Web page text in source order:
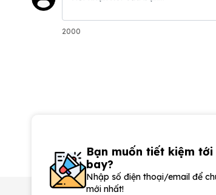
2000
Bạn muốn tiết kiệm
bay?
Nhập số điện thoại/email để
mới nhất!